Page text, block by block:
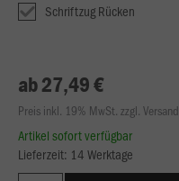
Schriftzug Rücken
ab 27,49 €
Preis inkl. 19% MwSt. zzgl. Versand
Artikel sofort verfügbar
Lieferzeit: 14 Werktage